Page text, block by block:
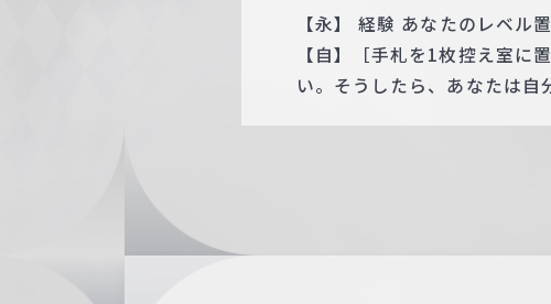
【永】 経験 あなたのレベル
【自】［手札を1枚控え室に
い。そうしたら、あなたは自